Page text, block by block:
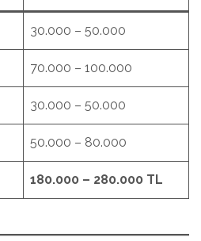
30.000 – 50.000
70.000 – 100.000
30.000 – 50.000
50.000 – 80.000
180.000 – 280.000 TL